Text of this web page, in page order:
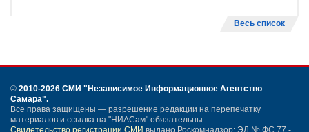
Весь список
© 2010-2026 СМИ "Независимое Информационное Агентство
Самара".
Все права защищены — разрешение редакции на перепечатку
материалов и ссылка на "НИАСам" обязательны.
Свидетельство регистрации СМИ выдано Роскомнадзор: ЭЛ № ФС 77 -